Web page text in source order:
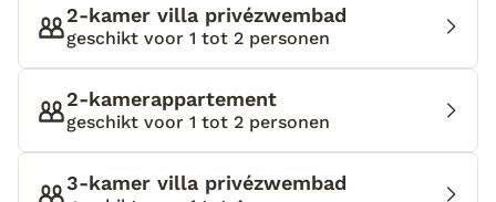
frisse duik in het zwembad net daarna? Heerlijk
verkwikkend. De villa is zo smaakvol ingericht –
lichte kleuren, natuurlijke materialen, en een oase
van ruimte. In de avond dineerde ik onder de
sterrenhemel met zicht op mijn eigen verlichte tuin.
Dit is zo’n plek die je hart ongemerkt verovert.
Pestana Valley Nature Village ligt in een rustige vallei
tussen kust en bergen, vlak bij Portimão en op
2-kamer villa privézwembad
geschikt voor 1 tot 2 personen
2-kamerappartement
geschikt voor 1 tot 2 personen
3-kamer villa privézwembad